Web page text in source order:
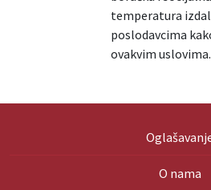
temperatura
poslodavcima
ovakvim
O nama